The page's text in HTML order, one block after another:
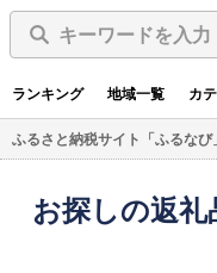
キーワードを入力
ランキング 地域一覧 カ
ふるさと納税サイト「ふるなび
お探しの返